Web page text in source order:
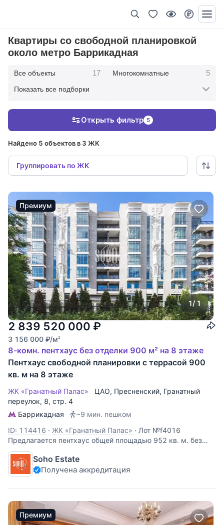
Квартиры со свободной планировкой
около метро Баррикадная
Все объекты 17 Многокомнатные 5
4 Двухкомнатные
Показать все подборки
Найдено 5 объектов в 3 ЖК
Группировать по ЖК
Открыть фильтр 5
Премиум
1/ 1
2 839 520 000 ₽
3 156 000 ₽/м2
8-комн. пентхаус без отделки 900 м² на 8 этаже
Пентхаус свободной планировки с террасой 900
кв. м на 8 этаже
ЖК «Гранатный Палас» ЦАО, Пресненский, Гранатный
переулок, 8, стр. 4
Баррикадная
~9 мин. пешком
ID: 114416 · ЖК «Гранатный Палас» · Лот №f4016
Предлагается пентхаус общей площадью 952 кв. м. без
отделки, свободной планировки. Высота потолка 4-6 м.!
Жилой комплекс "Гранатный Палас" расположен в центре
Москвы. Дом для тех, кто ценит таинственную ауру
Soho Estate
Получена аккредитация
Премиум